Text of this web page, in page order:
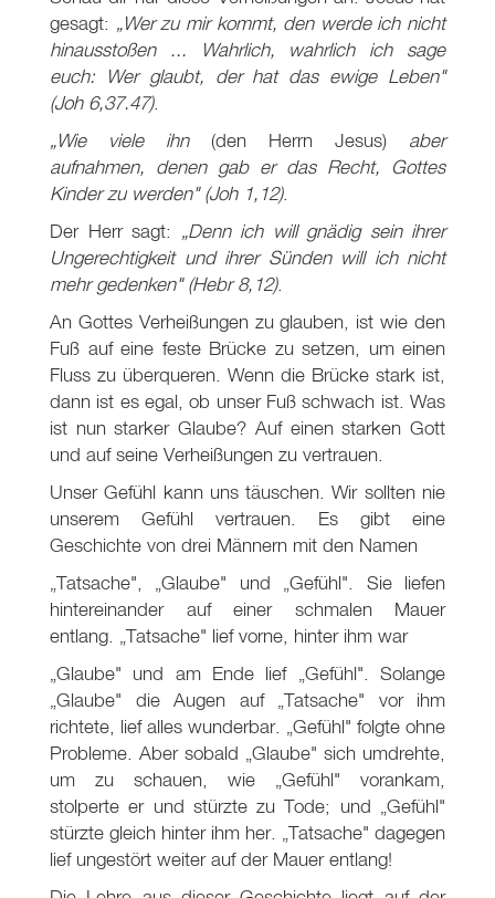
gesagt: „Wer zu mir kommt, den werde ich nicht
hinausstoßen ... Wahrlich, wahrlich ich sage
euch: Wer glaubt, der hat das ewige Leben"
(Joh 6,37.47).
„Wie viele ihn (den Herrn Jesus) aber
aufnahmen, denen gab er das Recht, Gottes
Kinder zu werden"(Joh 1,12).
Der Herr sagt: „Denn ich will gnädig sein ihrer
Ungerechtigkeit und ihrer Sünden will ich nicht
mehr gedenken"(Hebr 8,12).
An Gottes Verheißungen zu glauben, ist wie den
Fuß auf eine feste Brücke zu setzen, um einen
Fluss zu überqueren. Wenn die Brücke stark ist,
dann ist es egal, ob unser Fuß schwach ist. Was
ist nun starker Glaube? Auf einen starken Gott
und auf seine Verheißungen zu vertrauen.
Unser Gefühl kann uns täuschen. Wir sollten nie
unserem Gefühl vertrauen. Es gibt eine
Geschichte von drei Männern mit den Namen
„Tatsache", „Glaube" und „Gefühl". Sie liefen
hintereinander auf einer schmalen Mauer
entlang. „Tatsache" lief vorne, hinter ihm war
„Glaube" und am Ende lief „Gefühl". Solange
„Glaube" die Augen auf „Tatsache" vor ihm
richtete, lief alles wunderbar. „Gefühl" folgte ohne
Probleme. Aber sobald „Glaube" sich umdrehte,
um zu schauen, wie „Gefühl" vorankam,
stolperte er und stürzte zu Tode; und „Gefühl"
stürzte gleich hinter ihm her. „Tatsache" dagegen
lief ungestört weiter auf der Mauer entlang!